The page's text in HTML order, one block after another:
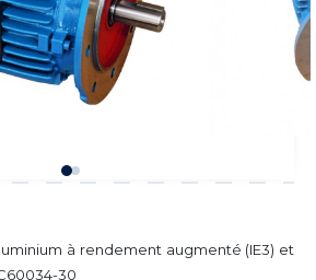
à rendement augmenté (IE3) et
30